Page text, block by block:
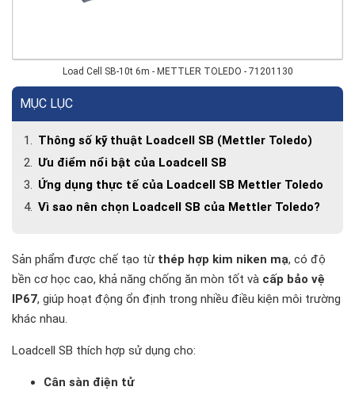
Load Cell SB-10t 6m - METTLER TOLEDO - 71201130
MỤC LỤC
Thông số kỹ thuật Loadcell SB (Mettler Toledo)
Ưu điểm nổi bật của Loadcell SB
Ứng dụng thực tế của Loadcell SB Mettler Toledo
Vì sao nên chọn Loadcell SB của Mettler Toledo?
Sản phẩm được chế tạo từ thép hợp kim niken mạ, có độ
bền cơ học cao, khả năng chống ăn mòn tốt và cấp bảo vệ
IP67, giúp hoạt động ổn định trong nhiều điều kiện môi trường
khác nhau.
Loadcell SB thích hợp sử dụng cho:
Cân sàn điện tử